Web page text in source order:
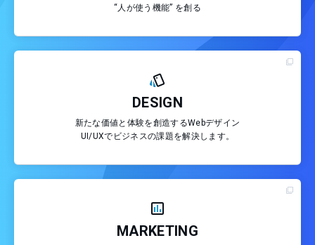
“人が使う機能” を創る
DESIGN
新たな価値と体験を創造するWebデザイン
UI/UXでビジネスの課題を解決します。
MARKETING